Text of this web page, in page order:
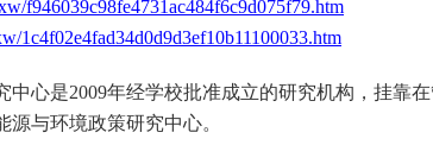
f946039c98fe4731ac484f6c9d075f79.htm
1c4f02e4fad34d0d9d3ef10b11100033.htm
中心是2009年经学校批准成立的研究机构，挂靠
源与环境政策研究中心。